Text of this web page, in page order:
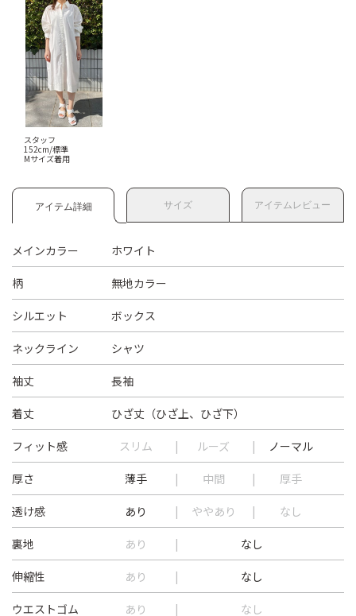
スタッフ
152cm/標準
Mサイズ着用
アイテム詳細 サイズ アイテムレビュー
メインカラー ホワイト
柄 無地カラー
シルエット ボックス
ネックライン シャツ
袖丈 長袖
着丈 ひざ丈（ひざ上、ひざ下）
フィット感 スリム ルーズ ノーマル
厚さ 薄手 中間 厚手
透け感 あり ややあり なし
裏地 あり なし
伸縮性 あり なし
ウエストゴム あり なし